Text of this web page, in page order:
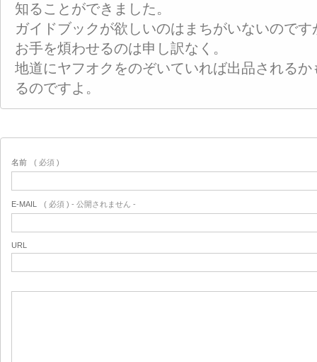
知ることができました。
ガイドブックが欲しいのはまちがいないので
お手を煩わせるのは申し訳なく。
地道にヤフオクをのぞいていれば出品される
るのですよ。
名前 ( 必須 )
E-MAIL ( 必須 ) - 公開されません -
URL